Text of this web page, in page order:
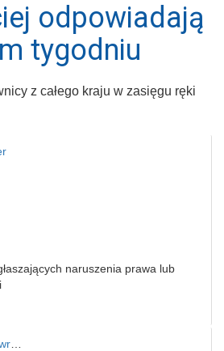
odpowiadają
tygodniu
z całego kraju w zasięgu ręki
naruszenia prawa lub